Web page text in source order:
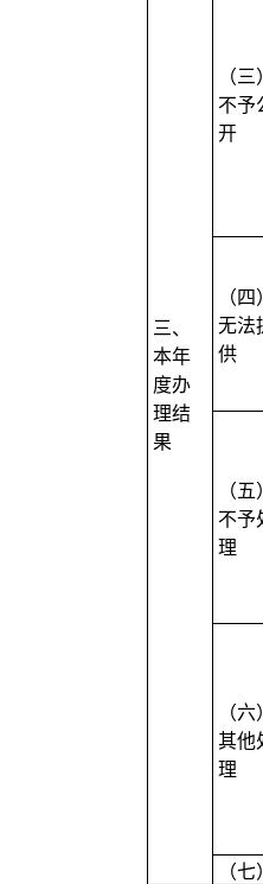
三、
本年
度办
理结
果
（三
不予
开
（四
无法
供
（五
不予
理
（六
其他
理
（